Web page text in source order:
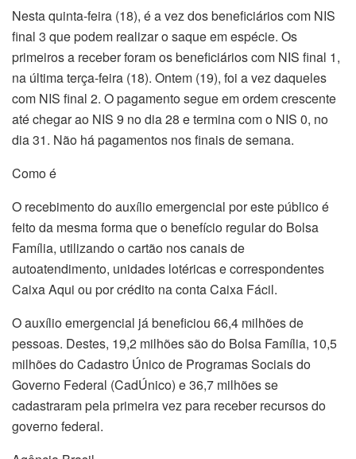
Nesta quinta-feira (18), é a vez dos beneficiários com NIS
final 3 que podem realizar o saque em espécie. Os
primeiros a receber foram os beneficiários com NIS final 1,
na última terça-feira (18). Ontem (19), foi a vez daqueles
com NIS final 2. O pagamento segue em ordem crescente
até chegar ao NIS 9 no dia 28 e termina com o NIS 0, no
dia 31. Não há pagamentos nos finais de semana.
Como é
O recebimento do auxílio emergencial por este público é
feito da mesma forma que o benefício regular do Bolsa
Família, utilizando o cartão nos canais de
autoatendimento, unidades lotéricas e correspondentes
Caixa Aqui ou por crédito na conta Caixa Fácil.
O auxílio emergencial já beneficiou 66,4 milhões de
pessoas. Destes, 19,2 milhões são do Bolsa Família, 10,5
milhões do Cadastro Único de Programas Sociais do
Governo Federal (CadÚnico) e 36,7 milhões se
cadastraram pela primeira vez para receber recursos do
governo federal.